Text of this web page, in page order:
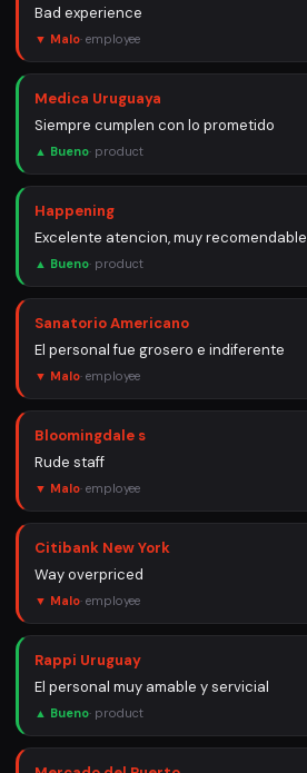
Bad experience
▼ Malo· employee
Medica Uruguaya
Siempre cumplen con lo prometido
▲ Bueno· product
Happening
Excelente atencion, muy recomendable
▲ Bueno· product
Sanatorio Americano
El personal fue grosero e indiferente
▼ Malo· employee
Bloomingdale s
Rude staff
▼ Malo· employee
Citibank New York
Way overpriced
▼ Malo· employee
Rappi Uruguay
El personal muy amable y servicial
▲ Bueno· product